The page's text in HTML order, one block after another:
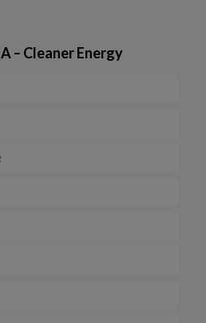
– Cleaner Energy
EV
HEV i HEV